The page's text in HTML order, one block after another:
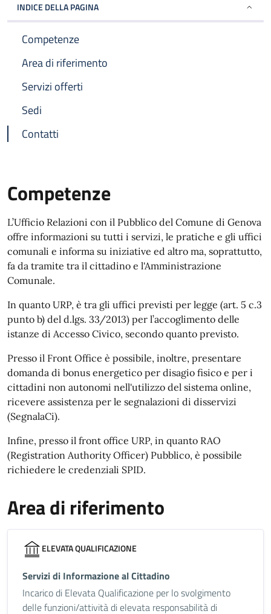
INDICE DELLA PAGINA
Competenze
Area di riferimento
Servizi offerti
Sedi
Contatti
Competenze
L’Ufficio Relazioni con il Pubblico del Comune di Genova
offre informazioni su tutti i servizi, le pratiche e gli uffici
comunali e informa su iniziative ed altro ma, soprattutto,
fa da tramite tra il cittadino e l'Amministrazione
Comunale.
In quanto URP, è tra gli uffici previsti per legge (art. 5 c.3
punto b) del d.lgs. 33/2013) per l’accoglimento delle
istanze di Accesso Civico, secondo quanto previsto.
Presso il Front Office è possibile, inoltre, presentare
domanda di bonus energetico per disagio fisico e per i
cittadini non autonomi nell'utilizzo del sistema online,
ricevere assistenza per le segnalazioni di disservizi
(SegnalaCi).
Infine, presso il front office URP, in quanto RAO
(Registration Authority Officer) Pubblico, è possibile
richiedere le credenziali SPID.
Area di riferimento
ELEVATA QUALIFICAZIONE
Servizi di Informazione al Cittadino
Incarico di Elevata Qualificazione per lo svolgimento
delle funzioni/attività di elevata responsabilità di